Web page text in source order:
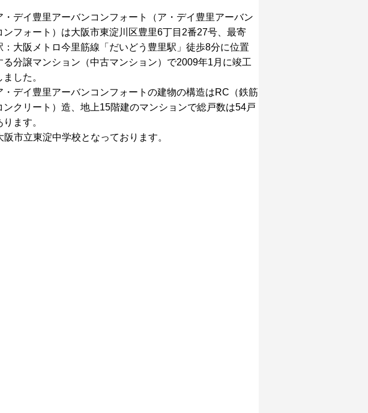
・デイ豊里アーバンコンフォート（ア・デイ豊里アーバン
ンフォート）は大阪市東淀川区豊里6丁目2番27号、最寄
：大阪メトロ今里筋線「だいどう豊里駅」徒歩8分に位置
る分譲マンション（中古マンション）で2009年1月に竣工
ました。
・デイ豊里アーバンコンフォートの建物の構造はRC（鉄筋
ンクリート）造、地上15階建のマンションで総戸数は54戸
ります。
市立東淀中学校となっております。